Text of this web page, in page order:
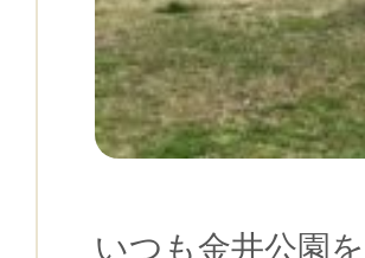
いつも金井公園